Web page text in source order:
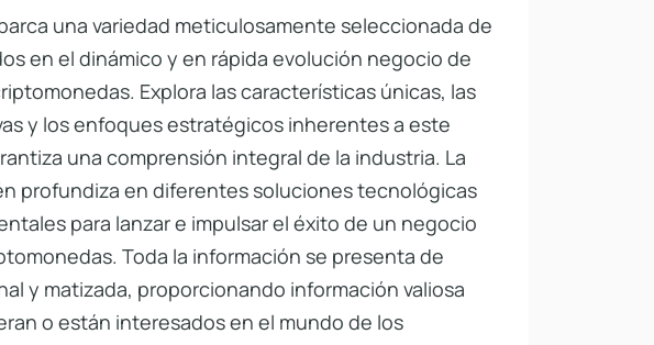
una variedad meticulosamente seleccionada de
en el dinámico y en rápida evolución negocio de
Explora las características únicas, las
y los enfoques estratégicos inherentes a este
una comprensión integral de la industria. La
profundiza en diferentes soluciones tecnológicas
para lanzar e impulsar el éxito de un negocio
Toda la información se presenta de
y matizada, proporcionando información valiosa
o están interesados en el mundo de los